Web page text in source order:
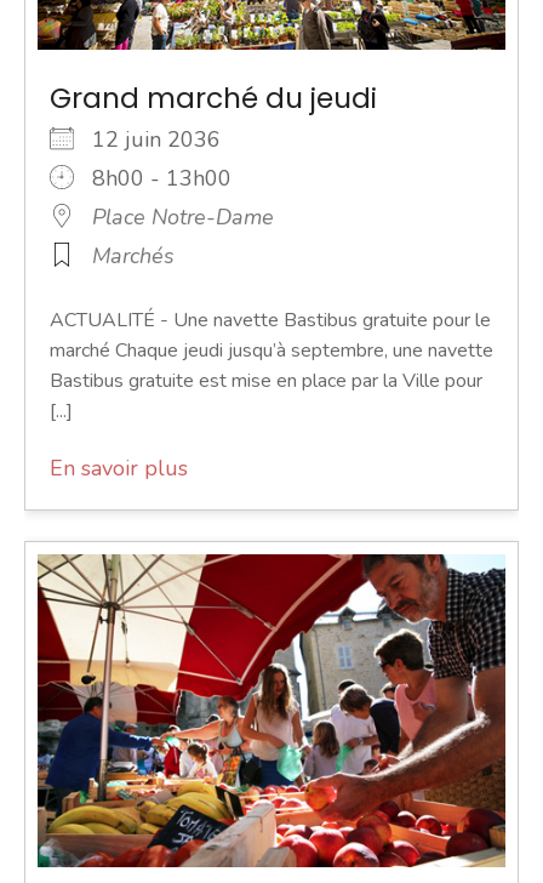
Grand marché du jeudi
12 juin 2036
8h00 - 13h00
Place Notre-Dame
Marchés
ACTUALITÉ - Une navette Bastibus gratuite pour le
marché Chaque jeudi jusqu’à septembre, une navette
Bastibus gratuite est mise en place par la Ville pour
[...]
En savoir plus